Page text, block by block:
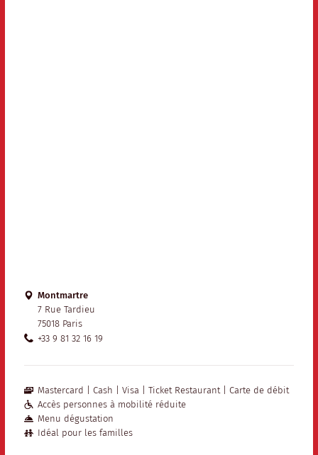
Montmartre
7 Rue Tardieu
75018 Paris
+33 9 81 32 16 19
Mastercard Cash Visa Ticket Restaurant
Carte de débit
Accès personnes à mobilité réduite
Menu dégustation
Idéal pour les familles